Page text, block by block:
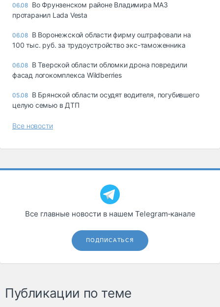
06.08 Во Фрунзенском районе Владимира МАЗ
протаранил Lada Vesta
06.08 В Воронежской области фирму оштрафовали на
100 тыс. руб. за трудоустройство экс-таможенника
06.08 В Тверской области обломки дрона повредили
фасад логокомплекса Wildberries
05.08 В Брянской области осудят водителя, погубившего
целую семью в ДТП
Все новости
Все главные новости в нашем Telegram‑канале
ПОДПИСАТЬСЯ
Публикации по теме